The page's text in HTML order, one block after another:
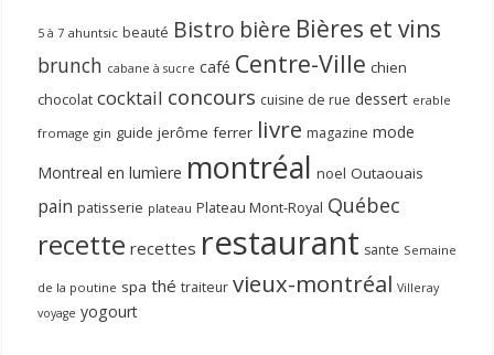
5 à 7 ahuntsic beauté Bistro bière Bières et vins
brunch cabane à sucre café Centre-Ville chien
chocolat cocktail concours cuisine de rue dessert erable
fromage gin guide jerôme ferrer livre magazine mode
Montreal en lumìere montréal noel Outaouais
pain patisserie plateau Plateau Mont-Royal Québec
recette recettes restaurant sante Semaine
de la poutine spa thé traiteur vieux-montréal Villeray
voyage yogourt